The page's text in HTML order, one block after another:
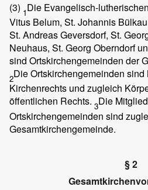
(3) 1Die Evangelisch-
Vitus Belum, St. Johannis
St. Andreas Geversdorf, St.
Neuhaus, St. Georg Oberndorf
sind Ortskirchengemeinden der
2Die Ortskirchengemeinden
Kirchenrechts und zugleich
öffentlichen Rechts. 3Die
Ortskirchengemeinden sind
Gesamtkirchengemeinde.
§ 2